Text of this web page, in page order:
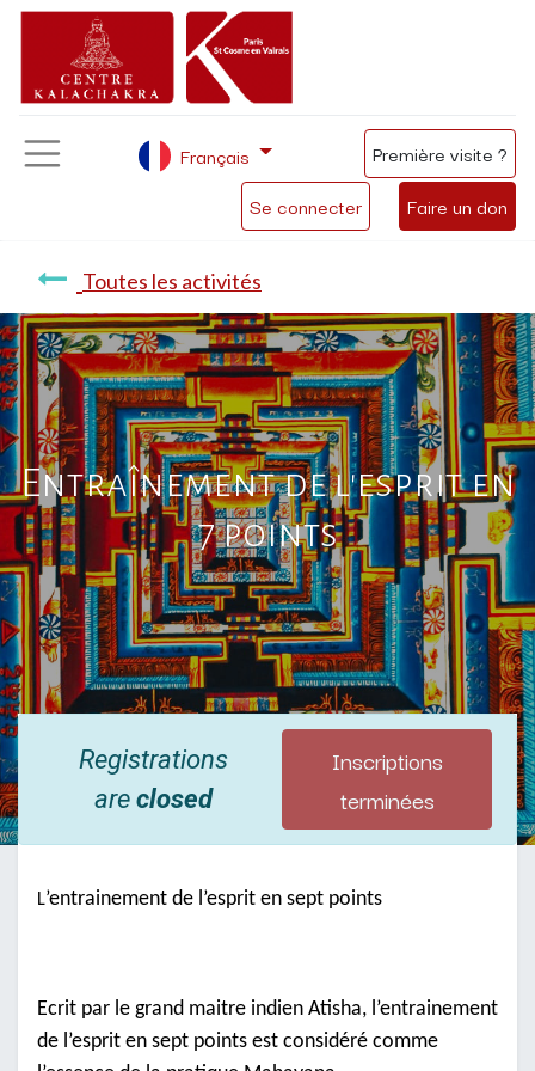
Se connecter Faire un don
Français Première visite ?
Toutes les activités
Entraînement de l'esprit en
7 points
Registrations
areclosed
Inscriptions
terminées
L’entrainement de l’esprit en sept points
Ecrit par le grand maitre indien Atisha, l’entrainement
de l’esprit en sept points est considéré comme